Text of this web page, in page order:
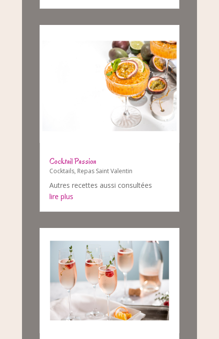
Cocktail Passion
Cocktails, Repas Saint Valentin
Autres recettes aussi consultées
lire plus